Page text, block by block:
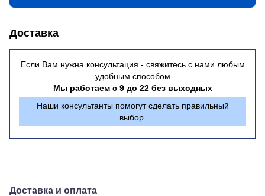
Доставка
Если Вам нужна консультация - свяжитесь с нами любым
удобным способом
Мы работаем с 9 до 22 без выходных
Наши консультанты помогут сделать правильный
выбор.
Доставка и оплата